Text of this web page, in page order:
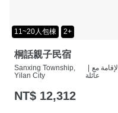
11~20人包棟 2+
桐話親子民宿
Sanxing Township,
Yilan City
الإقامة مع
عائلة
NT$ 12,312